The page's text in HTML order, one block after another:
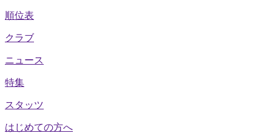
順位表
クラブ
ニュース
特集
スタッツ
はじめての方へ